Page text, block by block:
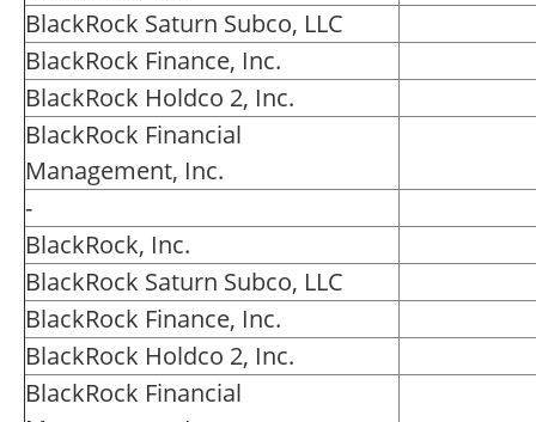
BlackRock Saturn Subco, LLC
BlackRock Finance, Inc.
BlackRock Holdco 2, Inc.
BlackRock Financial
Management, Inc.
-
BlackRock, Inc.
BlackRock Saturn Subco, LLC
BlackRock Finance, Inc.
BlackRock Holdco 2, Inc.
BlackRock Financial